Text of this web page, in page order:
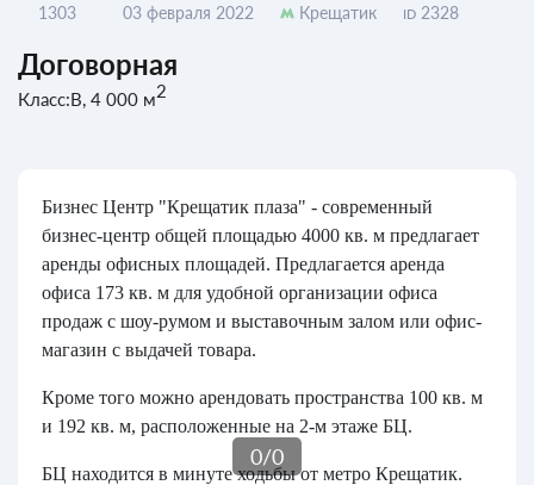
1303
03 февраля 2022 Крещатик ID 2328
Договорная
Класс:B, 4 000 м2
0/0
Бизнес Центр "Крещатик плаза" - современный
бизнес-центр общей площадью 4000 кв. м предлагает
аренды офисных площадей. Предлагается аренда
офиса 173 кв. м для удобной организации офиса
продаж с шоу-румом и выставочным залом или офис-
магазин с выдачей товара.
Кроме того можно арендовать пространства 100 кв. м
и 192 кв. м, расположенные на 2-м этаже БЦ.
БЦ находится в минуте ходьбы от метро Крещатик.